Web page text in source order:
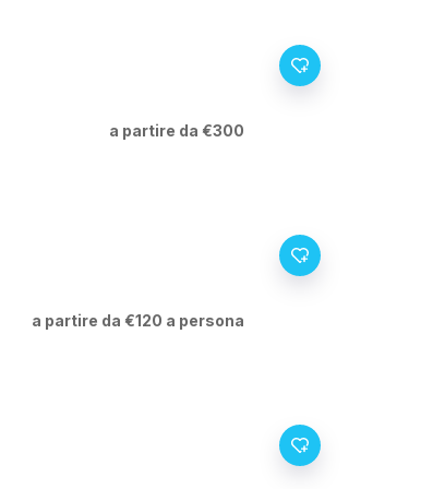
a partire da €300
a partire da €120 a persona